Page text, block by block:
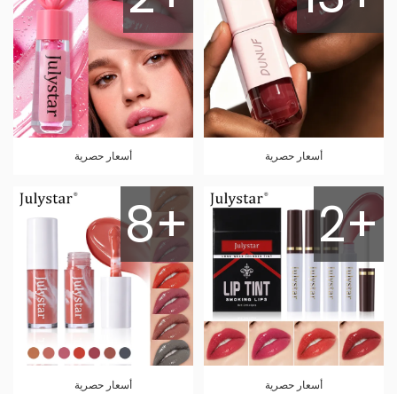
أسعار حصرية أسعار حصرية
2+
أسعار حصرية
8+
أسعار حصرية